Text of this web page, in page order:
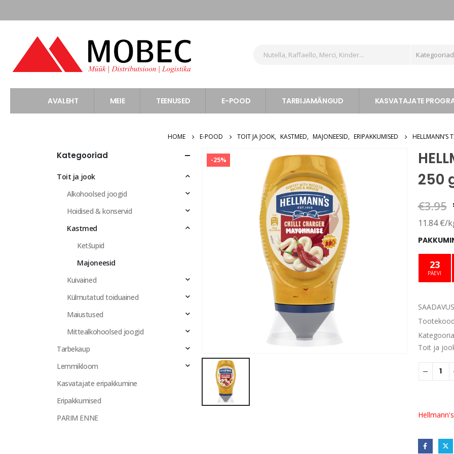
Kategooriad
AVALEHT MEIE TEENUSED E-POOD TARBIJAMÄNGUD KASVATAJATE
HOME E-POOD TOIT JA JOOK, KASTMED, MAJONEESID, ERIPAKKUMISED HELLMANN’S
-25%
250
€3.95
11.84 €/
23
PÄEVI
Toit ja
Hellmann's
Kategooriad
Toit ja jook
Alkohoolsed joogid
Hoidised & konservid
Kastmed
Ketšupid
Majoneesid
Kuivained
Külmutatud toiduained
Maiustused
Mittealkohoolsed joogid
Tarbekaup
Lemmikloom
Kasvatajate eripakkumine
Eripakkumised
PARIM ENNE